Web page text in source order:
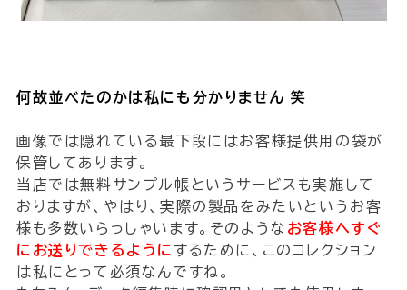
何故並べたのかは私にも分かりません 笑
画像では隠れている最下段にはお客様提供用の袋が
保管してあります。
当店では無料サンプル帳というサービスも実施して
おりますが、やはり、実際の製品をみたいというお客
様も多数いらっしゃいます。そのような お客様へすぐ
にお送りできるように するために、このコレクション
は私にとって必須なんですね。